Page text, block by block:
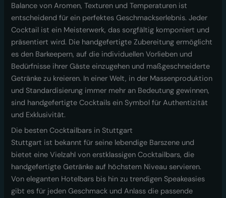
Balance von Aromen, Texturen und Temperaturen ist
entscheidend für ein perfektes Geschmackserlebnis. Jeder
Cocktail ist ein Meisterwerk, das sorgfältig komponiert und
präsentiert wird. Die handgefertigte Zubereitung ermöglicht
es den Barkeepern, auf die individuellen Vorlieben und
Bedürfnisse ihrer Gäste einzugehen und maßgeschneiderte
Getränke zu kreieren. In einer Welt, in der Massenproduktion
und Standardisierung immer mehr an Bedeutung gewinnen,
sind handgefertigte Cocktails ein Symbol für Authentizität
und Exklusivität.
Die besten Cocktailbars in Stuttgart
Stuttgart ist bekannt für seine lebendige Barszene und
bietet eine Vielzahl von erstklassigen Cocktailbars, die
handgefertigte Getränke auf höchstem Niveau servieren.
Von eleganten Hotelbars bis hin zu trendigen Speakeasies
gibt es für jeden Geschmack und Anlass die passende